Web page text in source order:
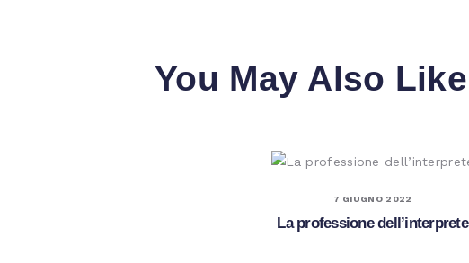
You May Also Like
7 GIUGNO 2022
La professione dell’interprete